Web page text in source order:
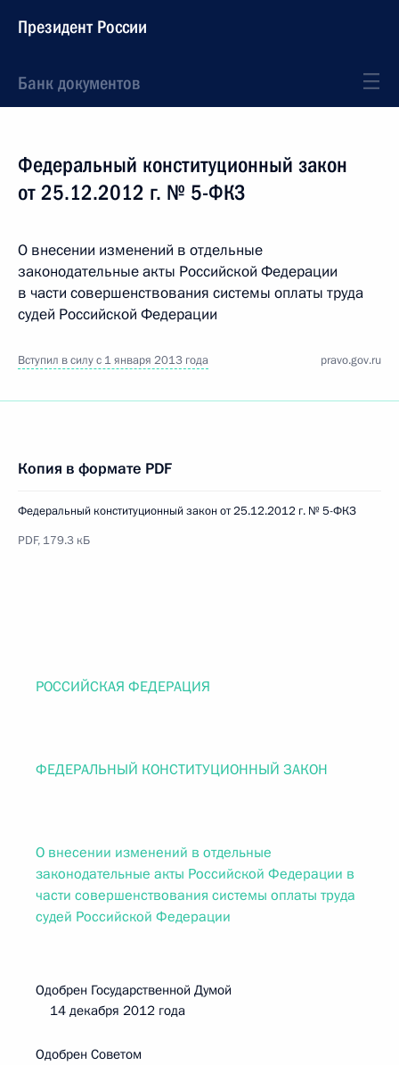
Президент России
Банк документов
Федеральный конституционный закон
от 25.12.2012 г. № 5-ФКЗ
О внесении изменений в отдельные
законодательные акты Российской Федерации
в части совершенствования системы оплаты труда
судей Российской Федерации
Вступил в силу с 1 января 2013 года pravo.gov.ru
Копия в формате PDF
Федеральный конституционный закон от 25.12.2012 г. № 5-ФКЗ
PDF, 179.3 кБ
РОССИЙСКАЯ ФЕДЕРАЦИЯ
ФЕДЕРАЛЬНЫЙ КОНСТИТУЦИОННЫЙ ЗАКОН
О внесении изменений в отдельные
законодательные акты Российской Федерации в
части совершенствования системы оплаты труда
судей Российской Федерации
Одобрен Государственной Думой
14 декабря 2012 года
Одобрен Советом